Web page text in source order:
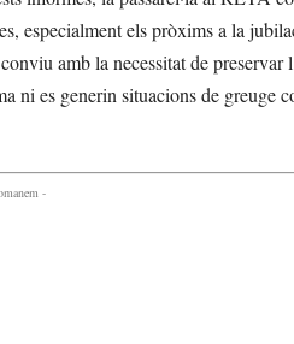
especialment els pròxims a la
amb la necessitat de preservar
ni es generin situacions de greuge
-